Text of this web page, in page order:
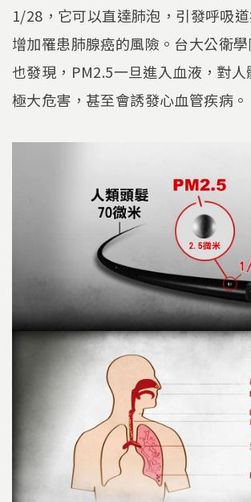
1/28，它可以直達肺泡，引發呼吸
增加罹患肺腺癌的風險。台大公衛
也發現，PM2.5一旦進入血液，對
極大危害，甚至會誘發心血管疾病。